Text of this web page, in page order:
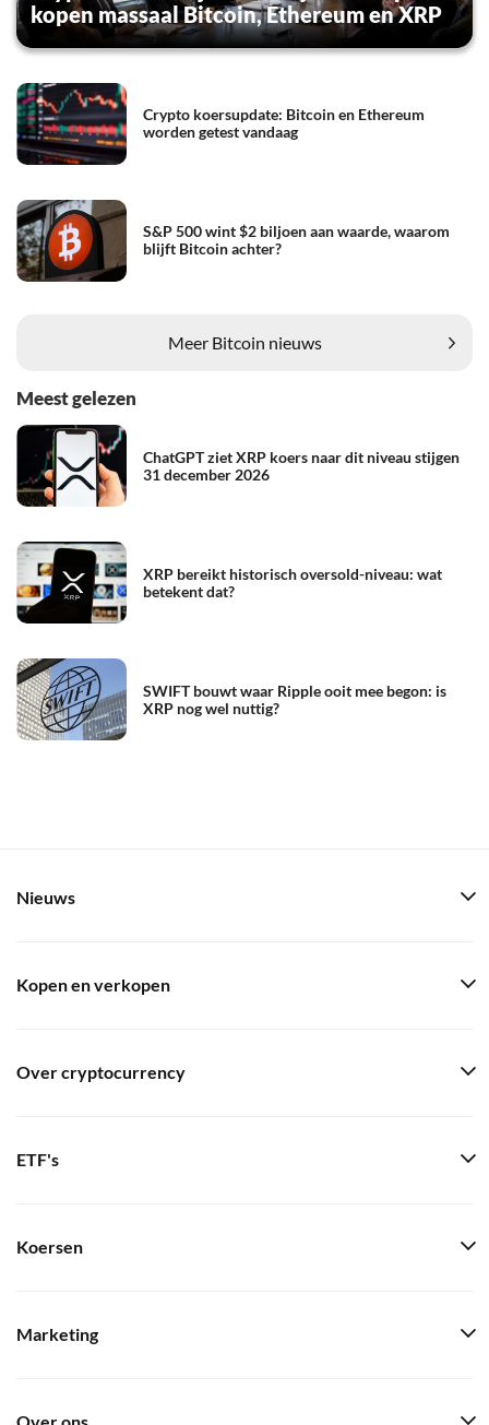
kopen massaal Bitcoin, Ethereum en XRP
Crypto koersupdate: Bitcoin en Ethereum
worden getest vandaag
S&P 500 wint $2 biljoen aan waarde, waarom
blijft Bitcoin achter?
Meer Bitcoin nieuws
Meest gelezen
ChatGPT ziet XRP koers naar dit niveau stijgen
31 december 2026
XRP bereikt historisch oversold-niveau: wat
betekent dat?
SWIFT bouwt waar Ripple ooit mee begon: is
XRP nog wel nuttig?
Nieuws
Kopen en verkopen
Over cryptocurrency
ETF's
Koersen
Marketing